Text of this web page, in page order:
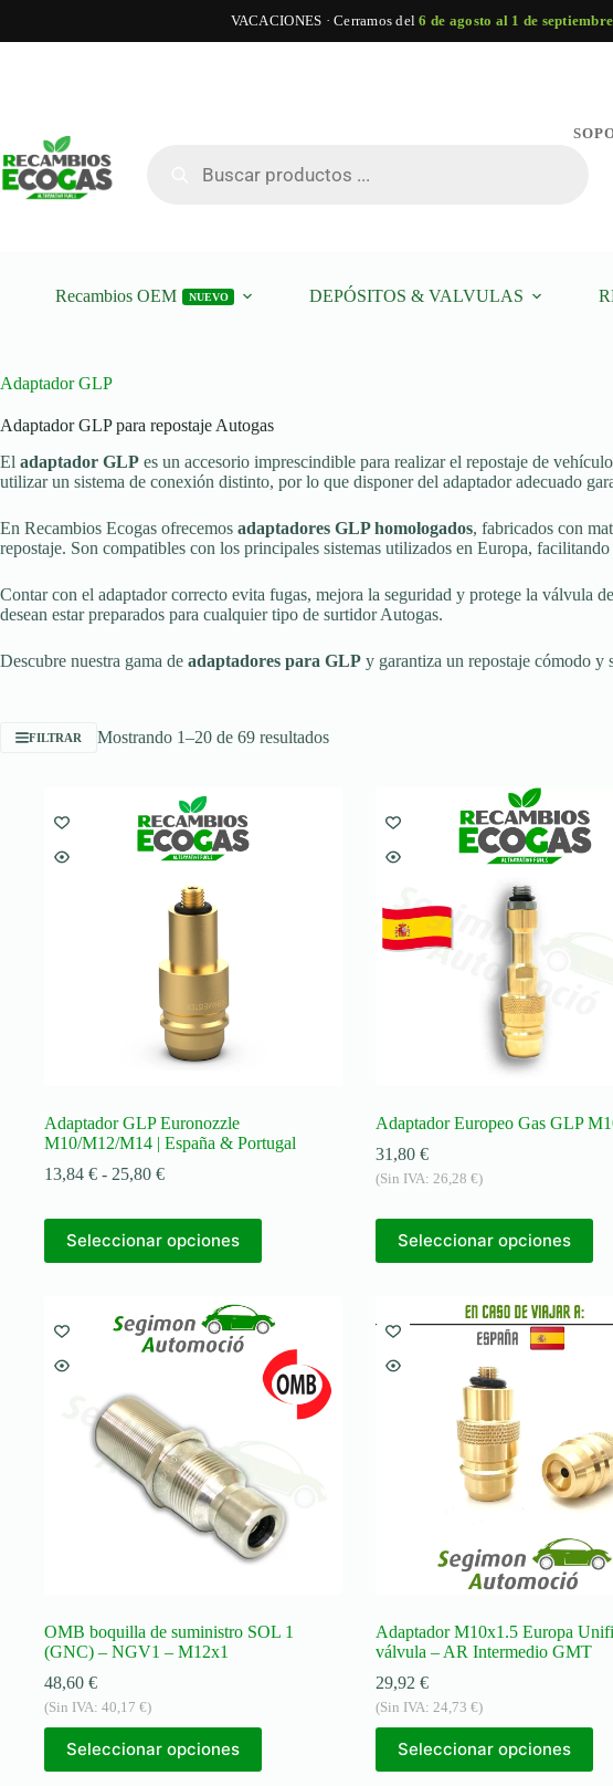
VACACIONES · Cerramos del6 de agosto al 1 de septiembre
Recambios OEM NUEVO DEPÓSITOS & VALVULAS
Adaptador GLP
Adaptador GLP para repostaje Autogas
El adaptador GLP es un accesorio imprescindible para realizar el repostaje de
utilizar un sistema de conexión distinto, por lo que disponer del adaptador adecuado
En Recambios Ecogas ofrecemos adaptadores GLP homologados, fabricados con
repostaje. Son compatibles con los principales sistemas utilizados en Europa,
Contar con el adaptador correcto evita fugas, mejora la seguridad y protege la válvula
desean estar preparados para cualquier tipo de surtidor Autogas.
Descubre nuestra gama de adaptadores para GLP y garantiza un repostaje cómodo y
FILTRAR Mostrando 1–20 de 69 resultadosOrdenado
Adaptador GLP Euronozzle
M10/M12/M14 | España & Portugal
13,84 € - 25,80 €Rango
desde
13,84 €
Seleccionar opciones
Este
producto
tiene
Las
se
Adaptador Europeo Gas GLP
31,80 €
(Sin IVA: 26,28 €)
Seleccionar opciones
OMB boquilla de suministro SOL 1
(GNC) – NGV1 – M12x1
48,60 €
(Sin IVA: 40,17 €)
Seleccionar opciones
Adaptador M10x1.5 Europa
válvula – AR Intermedio GMT
29,92 €
(Sin IVA: 24,73 €)
Seleccionar opciones